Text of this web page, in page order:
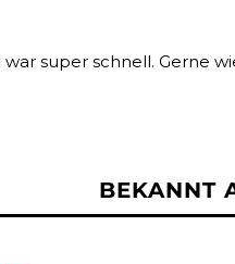
super schnell. Gerne
BEKANNT